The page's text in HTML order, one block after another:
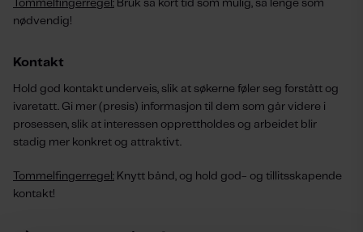
Tommelfingerregel: Bruk så kort tid som mulig, så lenge som
nødvendig!
Kontakt
Hold god kontakt underveis, slik at søkerne føler seg forstått og
ivaretatt. Gi mer (presis) informasjon til dem som går videre i
prosessen, slik at interessen opprettholdes og arbeidet blir
stadig mer konkret og attraktivt.
Tommelfingerregel: Knytt bånd, og hold god- og tillitsskapende
kontakt!